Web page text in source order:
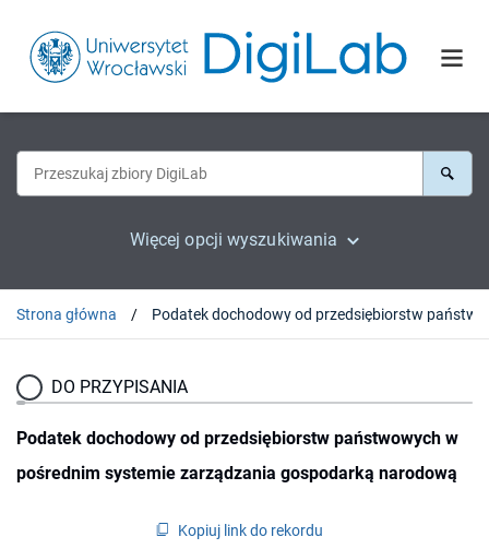
Więcej opcji wyszukiwania
Strona główna
DO PRZYPISANIA
Podatek dochodowy od przedsiębiorstw państwowych w
pośrednim systemie zarządzania gospodarką narodową
Kopiuj link do rekordu